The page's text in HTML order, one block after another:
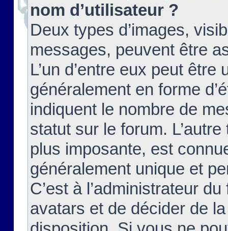
nom d’utilisateur ?
Deux types d’images,
messages, peuvent être
L’un d’entre eux peut
généralement en forme
indiquent le nombre de
statut sur le forum.
plus imposante, est
généralement unique et
C’est à l’administrateur
avatars et de décider de